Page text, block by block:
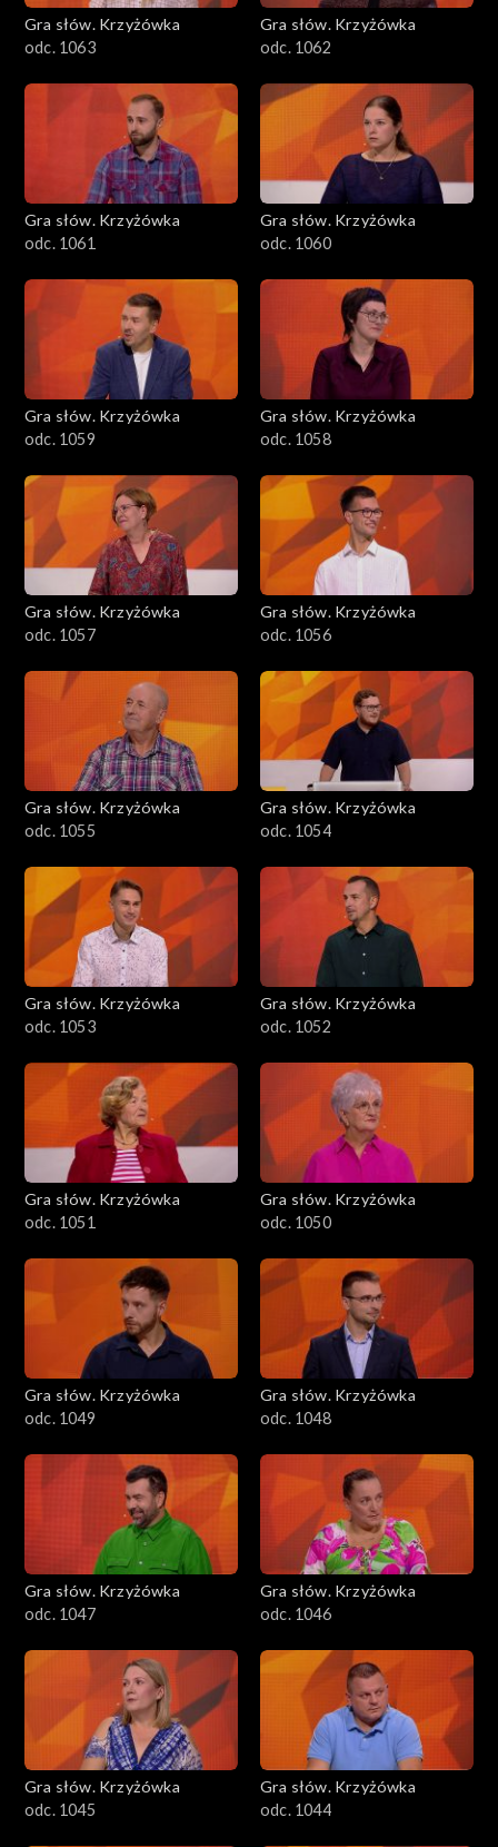
Gra słów. Krzyżówka
odc. 1063
Gra słów. Krzyżówka
odc. 1062
Gra słów. Krzyżówka
odc. 1061
Gra słów. Krzyżówka
odc. 1060
Gra słów. Krzyżówka
odc. 1059
Gra słów. Krzyżówka
odc. 1058
Gra słów. Krzyżówka
odc. 1057
Gra słów. Krzyżówka
odc. 1056
Gra słów. Krzyżówka
odc. 1055
Gra słów. Krzyżówka
odc. 1054
Gra słów. Krzyżówka
odc. 1053
Gra słów. Krzyżówka
odc. 1052
Gra słów. Krzyżówka
odc. 1051
Gra słów. Krzyżówka
odc. 1050
Gra słów. Krzyżówka
odc. 1049
Gra słów. Krzyżówka
odc. 1048
Gra słów. Krzyżówka
odc. 1047
Gra słów. Krzyżówka
odc. 1046
Gra słów. Krzyżówka
odc. 1045
Gra słów. Krzyżówka
odc. 1044